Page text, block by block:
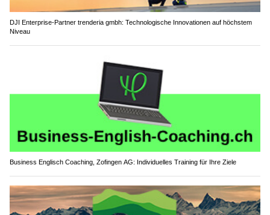
DJI Enterprise-Partner trenderia gmbh: Technologische Innovationen auf höchstem
Niveau
Business Englisch Coaching, Zofingen AG: Individuelles Training für Ihre Ziele